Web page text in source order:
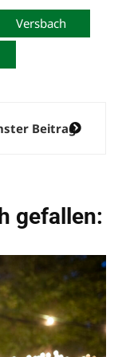
Versbach
Beitrag
gefallen: